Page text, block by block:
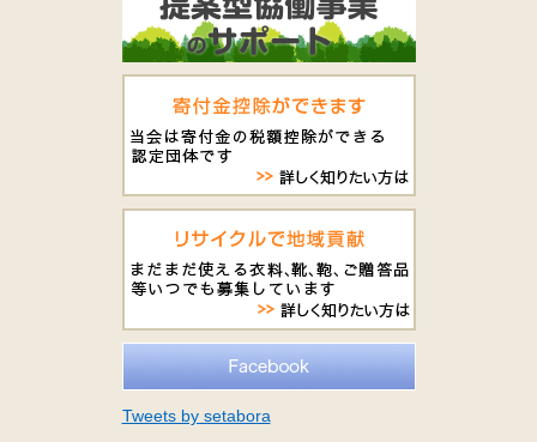
Tweets by setabora